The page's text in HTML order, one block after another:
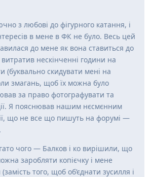
з любові до фігурного катання, і
в мене в ФК не було. Весь цей
до мене як вона ставиться до
нескінченні години на
(буквально скидувати мені на
змагань, щоб їх можна було
за право фотографувати та
Я пояснював нашим нєсмєнним
що не все що пишуть на форумі —
чого — Балков і ко вирішили, що
заробляти копієчку і мене
того, щоб об’єднати зусилля і